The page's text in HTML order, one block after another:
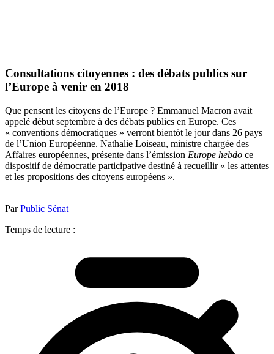
Consultations citoyennes : des débats publics sur
l’Europe à venir en 2018
Que pensent les citoyens de l’Europe ? Emmanuel Macron avait
appelé début septembre à des débats publics en Europe. Ces
« conventions démocratiques » verront bientôt le jour dans 26 pays
de l’Union Européenne. Nathalie Loiseau, ministre chargée des
Affaires européennes, présente dans l’émission Europe hebdo ce
dispositif de démocratie participative destiné à recueillir « les attentes
et les propositions des citoyens européens ».
ParPublic Sénat
Temps de lecture :